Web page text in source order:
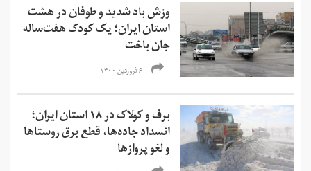
وزش باد شدید و طوفان در هشت
استان ایران؛ یک کودک هفت‌ساله
جان باخت
۶ فروردین ۱۴۰۰
برف و کولاک در ۱۸ استان ایران؛
انسداد جاده‌ها، قطع برق روستاها
و لغو پروازها